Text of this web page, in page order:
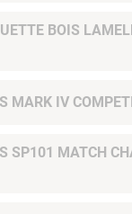
BOIS
MARK IV
SP101 MATCH